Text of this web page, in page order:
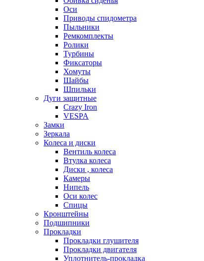
Оси
Приводы спидометра
Пыльники
Ремкомплекты
Ролики
Турбины
Фиксаторы
Хомуты
Шайбы
Шпильки
Дуги защитные
Crazy Iron
VESPA
Замки
Зеркала
Колеса и диски
Вентиль колеса
Втулка колеса
Диски , колеса
Камеры
Нипель
Оси колес
Спицы
Кронштейны
Подшипники
Прокладки
Прокладки глушителя
Прокладки двигателя
Уплотнитель-прокладка